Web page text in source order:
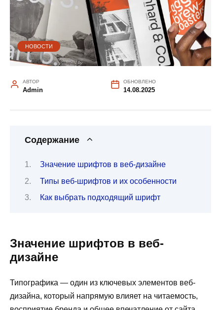
НОВОСТИ
АВТОР
Admin
ОБНОВЛЕНО
14.08.2025
Содержание
Значение шрифтов в веб-дизайне
Типы веб-шрифтов и их особенности
Как выбрать подходящий шрифт
Значение шрифтов в веб-
дизайне
Типографика — один из ключевых элементов веб-
дизайна, который напрямую влияет на читаемость,